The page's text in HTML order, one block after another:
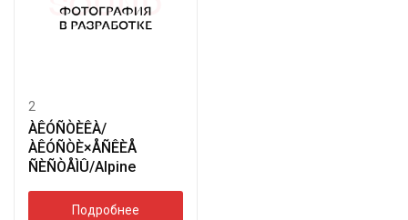
2
ÀÊÓÑÒÈÊÀ/
ÀÊÓÑÒÈ×ÅÑÊÈÅ
ÑÈÑÒÅÌÛ/Alpine
Подробнее